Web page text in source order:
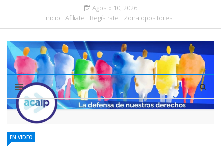
Agosto 10, 2026
Inicio
Afiliate Regístrate Zona opositores
EN VIDEO